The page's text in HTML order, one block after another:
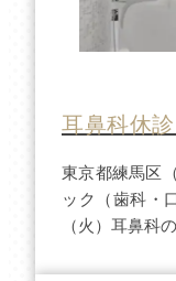
耳鼻科休
東京都練馬区
ック（歯科・
（火）耳鼻科